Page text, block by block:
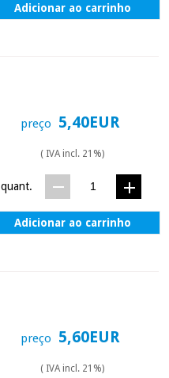
Adicionar ao carrinho
preço 5,40EUR
( IVA incl. 21%)
quant.
Adicionar ao carrinho
preço 5,60EUR
( IVA incl. 21%)